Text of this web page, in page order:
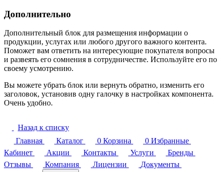
Дополнительно
Дополнительный блок для размещения информации о
продукции, услугах или любого другого важного контента.
Поможет вам ответить на интересующие покупателя вопросы
и развеять его сомнения в сотрудничестве. Используйте его по
своему усмотрению.
Вы можете убрать блок или вернуть обратно, изменить его
заголовок, установив одну галочку в настройках компонента.
Очень удобно.
Назад к списку
Главная
Каталог 0 Корзина 0 Избранные
Кабинет
Акции Контакты Услуги
Бренды
Отзывы
Компания Лицензии
Документы